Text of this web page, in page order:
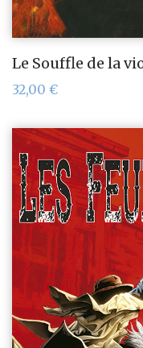
Le Souffle de la
32,00 €